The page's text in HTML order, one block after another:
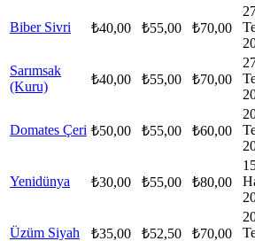
Biber Sivri ₺40,00 ₺55,00 ₺70,00
Sarımsak
(Kuru)
₺40,00 ₺55,00 ₺70,00
Domates Çeri ₺50,00 ₺55,00 ₺60,00
Yenidünya ₺30,00 ₺55,00 ₺80,00
Üzüm Siyah ₺35,00 ₺52,50 ₺70,00